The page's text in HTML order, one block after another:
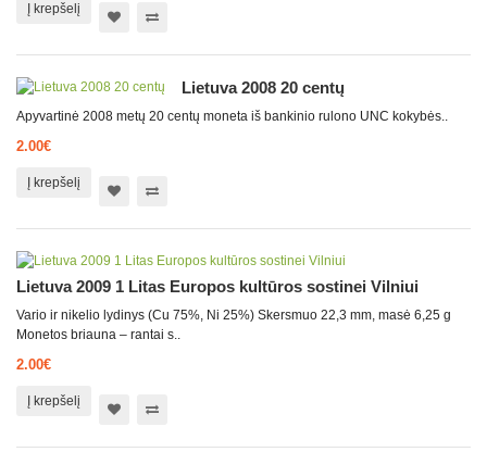
Į krepšelį
Lietuva 2008 20 centų
Apyvartinė 2008 metų 20 centų moneta iš bankinio rulono UNC kokybės..
2.00€
Į krepšelį
Lietuva 2009 1 Litas Europos kultūros sostinei Vilniui
Vario ir nikelio lydinys (Cu 75%, Ni 25%) Skersmuo 22,3 mm, masė 6,25 g
Monetos briauna – rantai s..
2.00€
Į krepšelį